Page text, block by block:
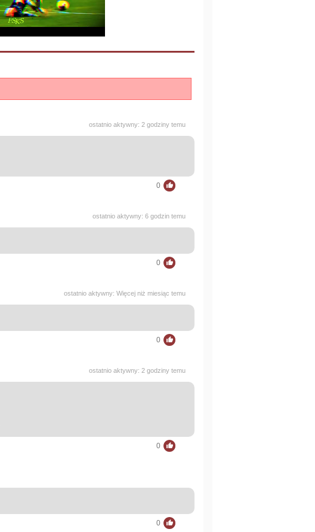
ostatnio aktywny: 2 godziny temu
0
ostatnio aktywny: 6 godzin temu
0
ostatnio aktywny: Więcej niż miesiąc temu
0
ostatnio aktywny: 2 godziny temu
0
0